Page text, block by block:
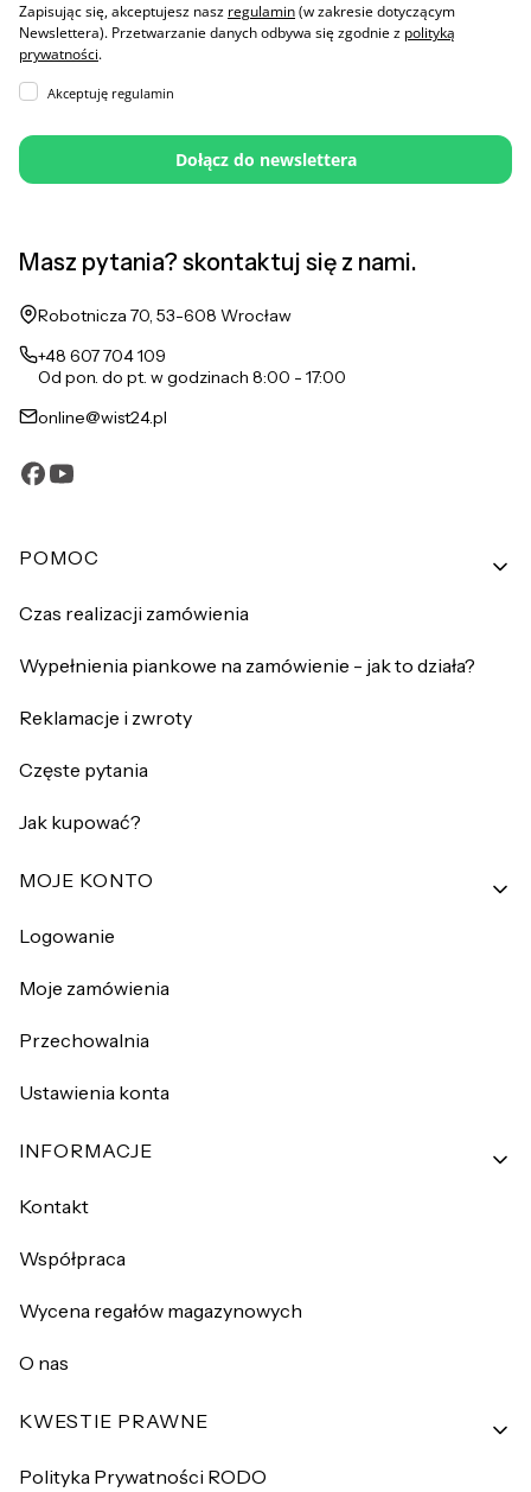
Zapisując się, akceptujesz nasz regulamin(w zakresie dotyczącym
Newslettera). Przetwarzanie danych odbywa się zgodnie z polityką
prywatności.
Akceptuję regulamin
Dołącz do newslettera
Masz pytania? skontaktuj się z nami.
Adres:
Robotnicza 70, 53-608 Wrocław
+48 607 704 109
Od pon. do pt. w godzinach 8:00 - 17:00
online@wist24.pl
Linki w stopce
POMOC
Czas realizacji zamówienia
Wypełnienia piankowe na zamówienie - jak to działa?
Reklamacje i zwroty
Częste pytania
Jak kupować?
MOJE KONTO
Logowanie
Moje zamówienia
Przechowalnia
Ustawienia konta
INFORMACJE
Kontakt
Współpraca
Wycena regałów magazynowych
O nas
KWESTIE PRAWNE
Polityka Prywatności RODO